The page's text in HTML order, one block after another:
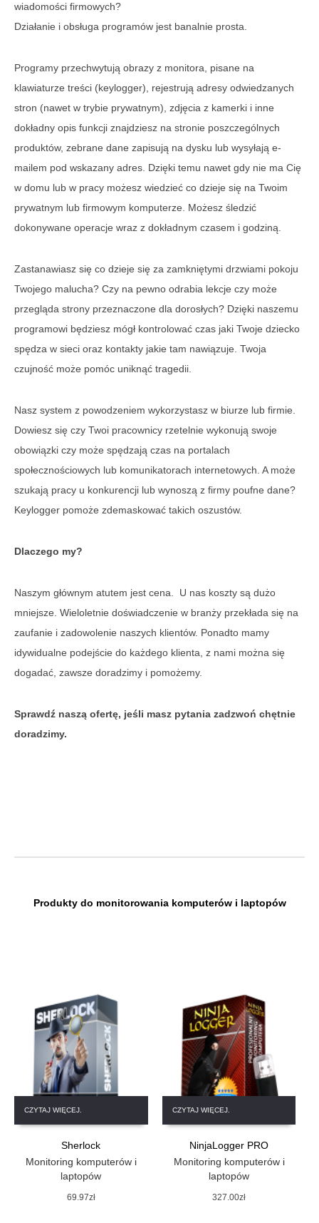
wiadomości firmowych?
Działanie i obsługa programów jest banalnie prosta.
Programy przechwytują obrazy z monitora, pisane na
klawiaturze treści (keylogger), rejestrują adresy odwiedzanych
stron (nawet w trybie prywatnym), zdjęcia z kamerki i inne
dokładny opis funkcji znajdziesz na stronie poszczególnych
produktów, zebrane dane zapisują na dysku lub wysyłają e-
mailem pod wskazany adres. Dzięki temu nawet gdy nie ma Cię
w domu lub w pracy możesz wiedzieć co dzieje się na Twoim
prywatnym lub firmowym komputerze. Możesz śledzić
dokonywane operacje wraz z dokładnym czasem i godziną.
Zastanawiasz się co dzieje się za zamkniętymi drzwiami pokoju
Twojego malucha? Czy na pewno odrabia lekcje czy może
przegląda strony przeznaczone dla dorosłych? Dzięki naszemu
programowi będziesz mógł kontrolować czas jaki Twoje dziecko
spędza w sieci oraz kontakty jakie tam nawiązuje. Twoja
czujność może pomóc uniknąć tragedii.
Nasz system z powodzeniem wykorzystasz w biurze lub firmie.
Dowiesz się czy Twoi pracownicy rzetelnie wykonują swoje
obowiązki czy może spędzają czas na portalach
społecznościowych lub komunikatorach internetowych. A może
szukają pracy u konkurencji lub wynoszą z firmy poufne dane?
Keylogger pomoże zdemaskować takich oszustów.
Dlaczego my?
Naszym głównym atutem jest cena. U nas koszty są dużo
mniejsze. Wieloletnie doświadczenie w branży przekłada się na
zaufanie i zadowolenie naszych klientów. Ponadto mamy
idywidualne podejście do każdego klienta, z nami można się
dogadać, zawsze doradzimy i pomożemy.
Sprawdź naszą ofertę, jeśli masz pytania zadzwoń chętnie
doradzimy.
Produkty do monitorowania komputerów i laptopów
CZYTAJ WIĘCEJ.
Sherlock
Monitoring komputerów i
laptopów
69.97zł
CZYTAJ WIĘCEJ.
NinjaLogger PRO
Monitoring komputerów i
laptopów
327.00zł